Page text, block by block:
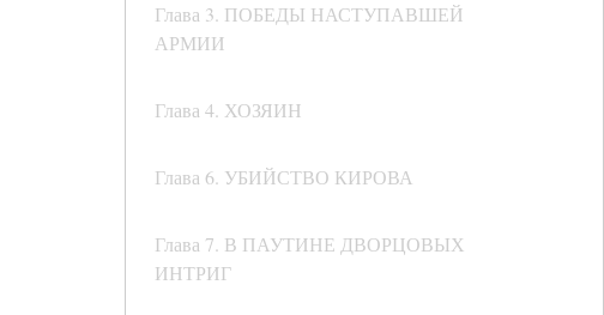
Глава 3. ПОБЕДЫ НАСТУПАВШЕЙ
АРМИИ
Глава 4. ХОЗЯИН
Глава 6. УБИЙСТВО КИРОВА
Глава 7. В ПАУТИНЕ ДВОРЦОВЫХ
ИНТРИГ